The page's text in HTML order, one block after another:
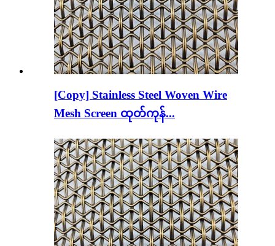
[Copy] Stainless Steel Woven Wire
Mesh Screen ထုတ်ကုန်...